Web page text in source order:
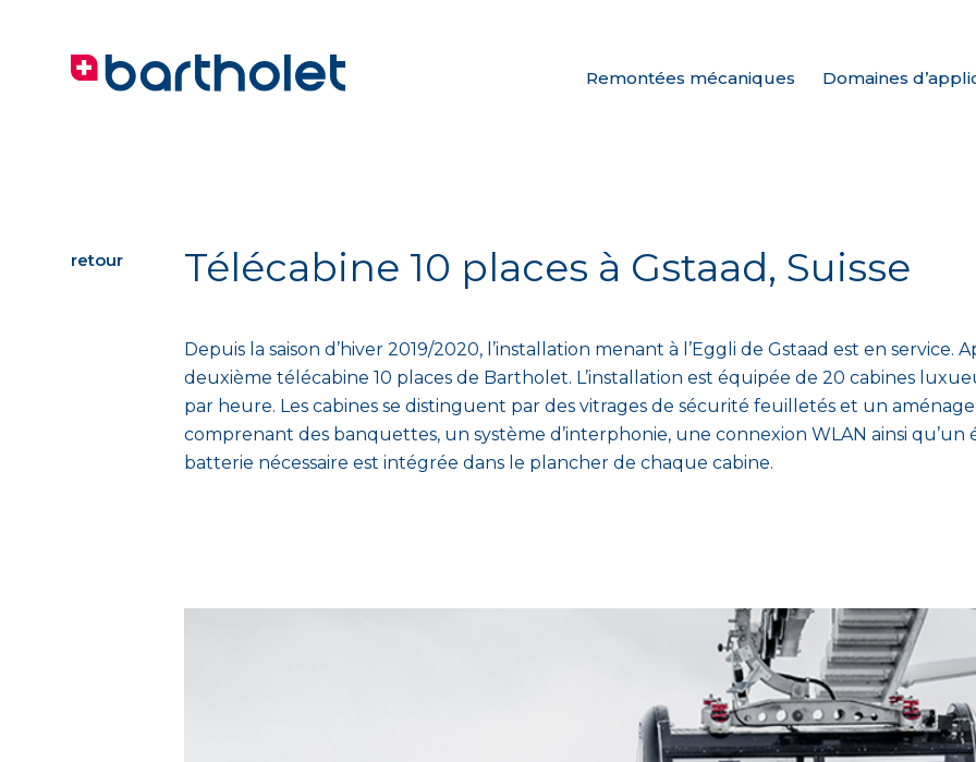
Remontées mécaniques Domaines
Télécabine 10 places à Gstaad, Suisse
Depuis la saison d’hiver 2019/2020, l’installation menant à l’Eggli de Gstaad est en service.
deuxième télécabine 10 places de Bartholet. L’installation est équipée de 20 cabines
par heure. Les cabines se distinguent par des vitrages de sécurité feuilletés et un
comprenant des banquettes, un système d’interphonie, une connexion WLAN ainsi
batterie nécessaire est intégrée dans le plancher de chaque cabine.
retour